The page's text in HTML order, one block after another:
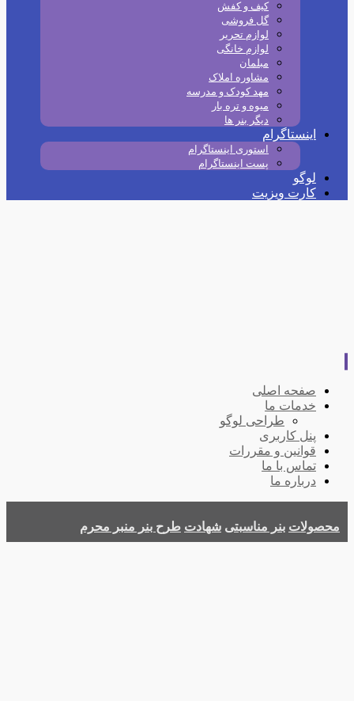
کیف و کفش
گل فروشی
لوازم تحریر
لوازم خانگی
مبلمان
مشاوره املاک
مهد کودک و مدرسه
میوه و تره بار
دیگر بنر ها
اینستاگرام
استوری اینستاگرام
پست اینستاگرام
لوگو
کارت ویزیت
صفحه اصلی
خدمات ما
طراحی لوگو
پنل کاربری
قوانین و مقررات
تماس با ما
درباره ما
محصولات بنر مناسبتی شهادت طرح بنر منبر محرم